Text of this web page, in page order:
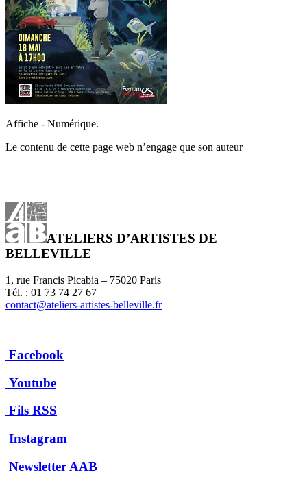
Affiche - Numérique.
Le contenu de cette page web n’engage que son auteur
ATELIERS D’ARTISTES DE
BELLEVILLE
1, rue Francis Picabia – 75020 Paris
Tél. : 01 73 74 27 67
contact@ateliers-artistes-belleville.fr
Facebook
Youtube
Fils RSS
Instagram
Newsletter AAB